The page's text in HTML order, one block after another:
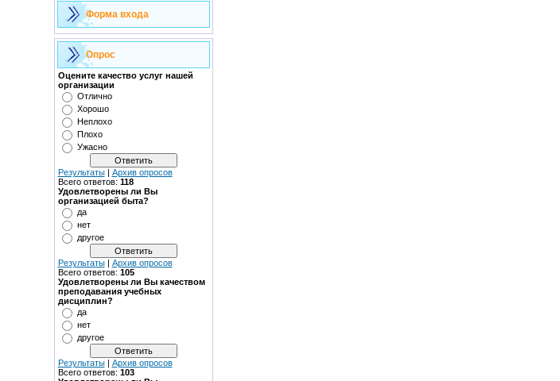
Форма входа
Опрос
Оцените качество услуг нашей
организации
Отлично
Хорошо
Неплохо
Плохо
Ужасно
Результаты| Архив опросов
Всего ответов: 118
Удовлетворены ли Вы
организацией быта?
да
нет
другое
Результаты| Архив опросов
Всего ответов: 105
Удовлетворены ли Вы качеством
преподавания учебных
дисциплин?
да
нет
другое
Результаты| Архив опросов
Всего ответов: 103